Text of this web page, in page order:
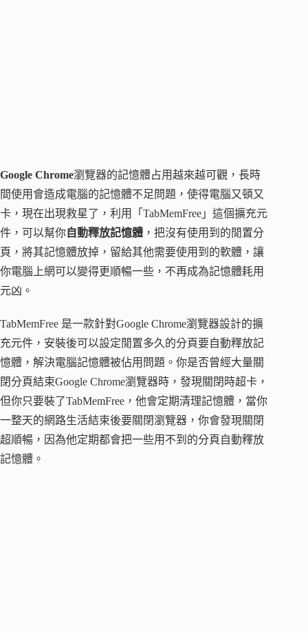
Google Chrome瀏覽器的記憶體占用越來越可觀，長時
間使用會造成電腦的記憶體不足問題，使得電腦又頓又
卡，現在出現救星了，利用「TabMemFree」這個擴充元
件，可以幫你自動釋放記憶體 ，把沒有使用到的閒置分
頁，將其記憶體放掉，留給其他需要使用到的軟體，讓
你電腦上網可以變得更順暢一些，不再成為記憶體耗用
元凶。
TabMemFree 是一款針對Google Chrome瀏覽器設計的擴
充元件，安裝後可以設定閒置多久的分頁要自動釋放記
憶體，解決電腦記憶體被佔用問題。你是否曾經大量關
閉分頁結束Google Chrome瀏覽器時，發現關閉時超卡，
但你只要裝了TabMemFree，他會定期清理記憶體，當你
一整天的網路生活結束後要關閉瀏覽器，你會發現關閉
超順暢，因為他定期都會把一些用不到的分頁自動釋放
記憶體。